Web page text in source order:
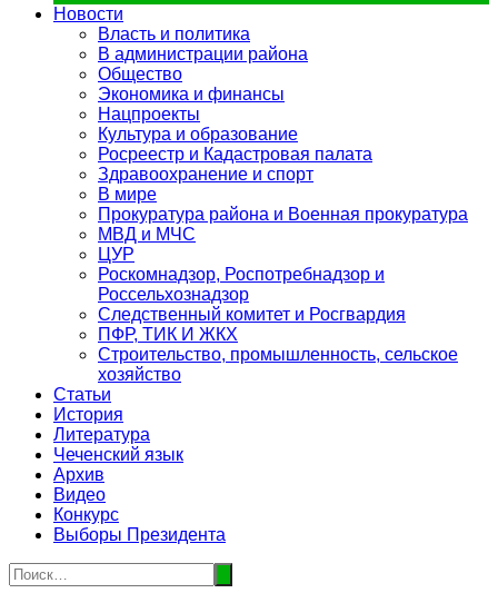
Новости
Власть и политика
В администрации района
Общество
Экономика и финансы
Нацпроекты
Культура и образование
Росреестр и Кадастровая палата
Здравоохранение и спорт
В мире
Прокуратура района и Военная прокуратура
МВД и МЧС
ЦУР
Роскомнадзор, Роспотребнадзор и
Россельхознадзор
Следственный комитет и Росгвардия
ПФР, ТИК И ЖКХ
Строительство, промышленность, сельское
хозяйство
Статьи
История
Литература
Чеченский язык
Архив
Видео
Конкурс
Выборы Президента